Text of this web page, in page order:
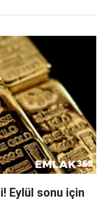
Eylül sonu için